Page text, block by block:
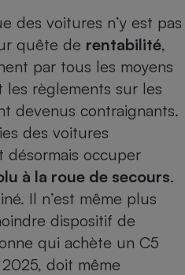
des voitures n’y est pas
quête de rentabilité,
par tous les moyens
les règlements sur les
devenus contraignants.
des voitures
désormais occuper
à la roue de secours.
Il n’est même plus
dispositif de
qui achète un C5
, doit même